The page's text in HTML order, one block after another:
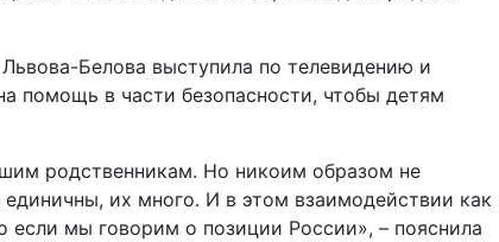
Белова выступила по телевидению и
помощь в части безопасности, чтобы детям
родственникам. Но никоим образом не
их много. И в этом взаимодействии как
мы говорим о позиции России», – пояснила